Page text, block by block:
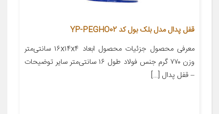
قفل پدال مدل بلک بول کد YP-PEGHO02
معرفی محصول جزئیات محصول ابعاد ۱۶x۱۴x۴ سانتی‌متر
وزن ۷۷۰ گرم جنس فولاد طول ۱۶ سانتی‌متر سایر توضیحات
– قفل پدال […]